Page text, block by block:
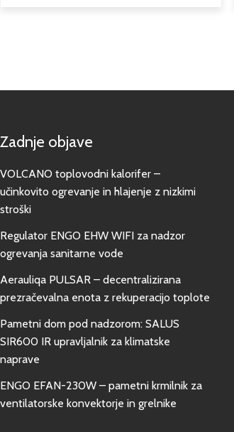
Zadnje objave
VOLCANO toplovodni kalorifer –
učinkovito ogrevanje in hlajenje z nizkimi
stroški
Regulator ENGO EHW WIFI za nadzor
ogrevanja sanitarne vode
Aerauliqa PULSAR – decentralizirana
prezračevalna enota z rekuperacijo toplote
Pametni dom pod nadzorom: SALUS
SIR600 IR upravljalnik za klimatske
naprave
ENGO EFAN-230W – pametni krmilnik za
ventilatorske konvektorje in grelnike